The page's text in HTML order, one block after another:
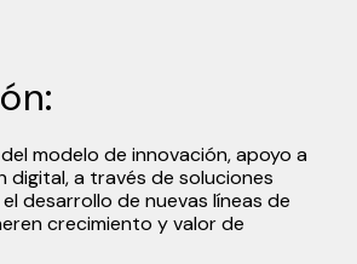
modelo de innovación, apoyo a
digital, a través de soluciones
desarrollo de nuevas líneas de
crecimiento y valor de